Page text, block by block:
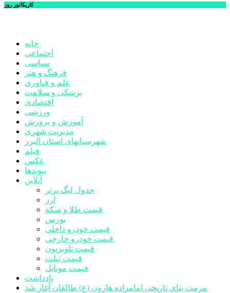
کاریکاتور روز
خانه
اجتماعی
سیاسی
فرهنگ و هنر
علم و فناوری
پزشکی و سلامت
اقتصادی
ورزشی
آموزش و پرورش
مدیریت شهری
شهرستانهای استان البرز
فیلم
عکس
پیوندها
آنلاین
جدول لیگ برتر
ارز
قیمت طلا و سکه
بورس
قیمت خودرو داخلی
قیمت خودرو خارجی
قیمت تلویزیون
قیمت تبلت
قیمت موبایل
یادداشت
مرمت بنای تاریخی امامزاده هارون (ع) طالقان آغاز شد